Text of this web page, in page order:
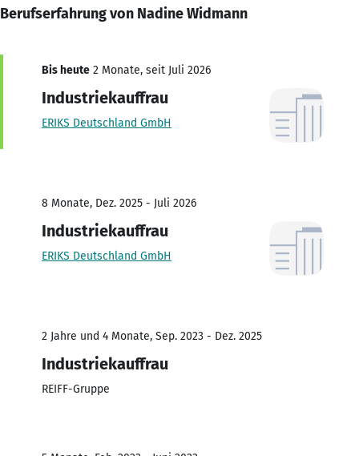
Berufserfahrung von Nadine Widmann
Bis heute 2 Monate, seit Juli 2026
Industriekauffrau
ERIKS Deutschland GmbH
8 Monate, Dez. 2025 - Juli 2026
Industriekauffrau
ERIKS Deutschland GmbH
2 Jahre und 4 Monate, Sep. 2023 - Dez. 2025
Industriekauffrau
REIFF-Gruppe